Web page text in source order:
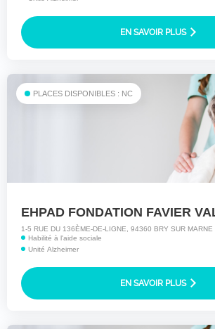
EN SAVOIR PLUS
PLACES DISPONIBLES : NC
EHPAD FONDATION FAVIER
1-5 RUE DU 136ÈME-DE-LIGNE, 94360 BRY SUR MARNE
Habilité à l'aide sociale
Unité Alzheimer
EN SAVOIR PLUS